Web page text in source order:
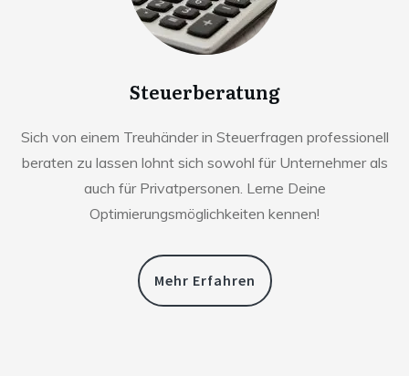
Steuerberatung
Sich von einem Treuhänder in Steuerfragen professionell
beraten zu lassen lohnt sich sowohl für Unternehmer als
auch für Privatpersonen. Lerne Deine
Optimierungsmöglichkeiten kennen!
Mehr Erfahren